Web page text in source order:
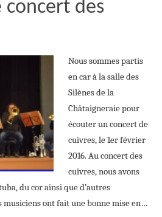
concert des
Nous sommes partis
en car à la salle des
Silènes de la
Châtaigneraie pour
écouter un concert de
cuivres, le 1er février
2016. Au concert des
cuivres, nous avons
du cor ainsi que d’autres
ont fait une bonne mise en…